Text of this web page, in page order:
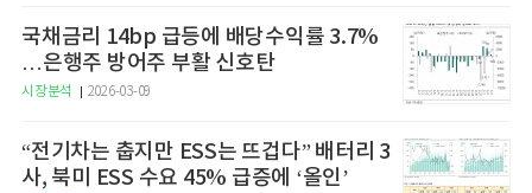
국채금리 14bp 급등에 배당수익률 3.7%
…은행주 방어주 부활 신호탄
시장분석 2026-03-09
“전기차는 춥지만 ESS는 뜨겁다” 배터리 3
사, 북미 ESS 수요 45% 급증에 ‘올인’